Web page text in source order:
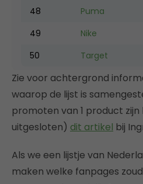
48
Puma
49
Nike
50
Target
Zie voor achtergrond
waarop de lijst is
promoten van 1 product
uitgesloten) dit artikel bij
Als we een lijstje van
maken welke fanpages